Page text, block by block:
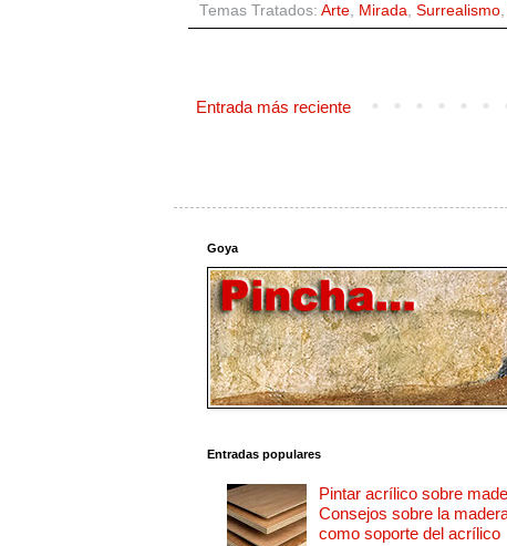
Temas Tratados: Arte, Mirada Surrealismo,
Entrada más reciente
Goya
Entradas populares
Pintar acrílico sobre
Consejos sobre la
como soporte del acrílico